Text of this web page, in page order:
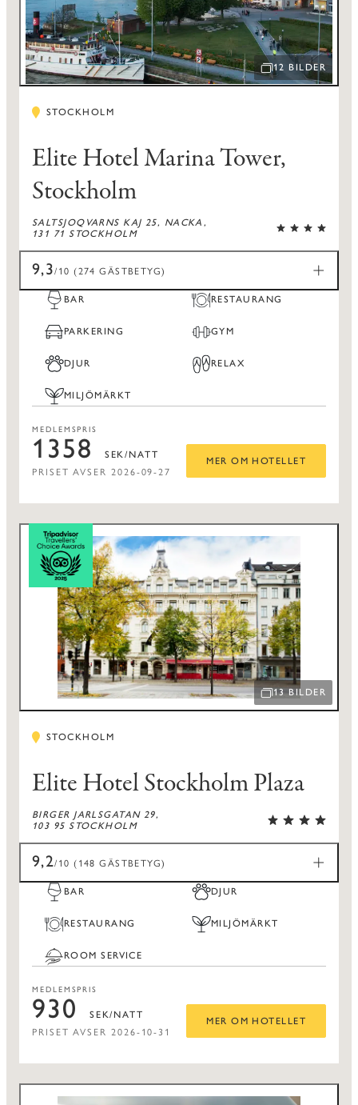
ÖPPNA BILDSPEL
12 BILDER
STOCKHOLM
Elite Hotel Marina Tower,
Stockholm
SALTSJOQVARNS KAJ 25, NACKA,
131 71 STOCKHOLM
9,3/10 (274 GÄSTBETYG)
BAR RESTAURANG
PARKERING GYM
DJUR RELAX
MILJÖMÄRKT
MEDLEMSPRIS
1358 SEK/NATT
PRISET AVSER 2026-09-27
MER OM HOTELLET
ÖPPNA BILDSPEL
13 BILDER
STOCKHOLM
Elite Hotel Stockholm Plaza
BIRGER JARLSGATAN 29,
103 95 STOCKHOLM
9,2/10 (148 GÄSTBETYG)
BAR DJUR
RESTAURANG MILJÖMÄRKT
ROOM SERVICE
MEDLEMSPRIS
930 SEK/NATT
PRISET AVSER 2026-10-31
MER OM HOTELLET